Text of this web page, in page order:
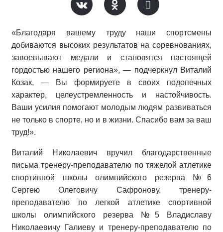
«Благодаря вашему труду наши спортсмены
добиваются высоких результатов на соревнованиях,
завоевывают медали и становятся настоящей
гордостью нашего региона», — подчеркнул Виталий
Козак, — Вы формируете в своих подопечных
характер, целеустремленность и настойчивость.
Ваши усилия помогают молодым людям развиваться
не только в спорте, но и в жизни. Спасибо вам за ваш
труд!».
Виталий Николаевич вручил благодарственные
письма тренеру-преподавателю по тяжелой атлетике
спортивной школы олимпийского резерва №6
Сергею Олеговичу Сафронову, тренеру-
преподавателю по легкой атлетике спортивной
школы олимпийского резерва №5 Владиславу
Николаевичу Галиеву и тренеру-преподавателю по